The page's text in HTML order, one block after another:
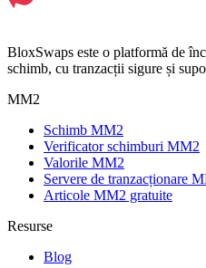
BloxSwaps este o platformă de
schimb, cu tranzacții sigure și
MM2
Schimb MM2
Verificator schimburi MM2
Valorile MM2
Servere de tranzacționare
Articole MM2 gratuite
Resurse
Blog